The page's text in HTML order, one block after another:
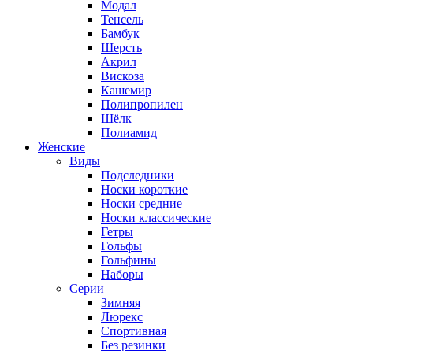
Модал
Тенсель
Бамбук
Шерсть
Акрил
Вискоза
Кашемир
Полипропилен
Шёлк
Полиамид
Женские
Виды
Подследники
Носки короткие
Носки средние
Носки классические
Гетры
Гольфы
Гольфины
Наборы
Серии
Зимняя
Люрекс
Спортивная
Без резинки